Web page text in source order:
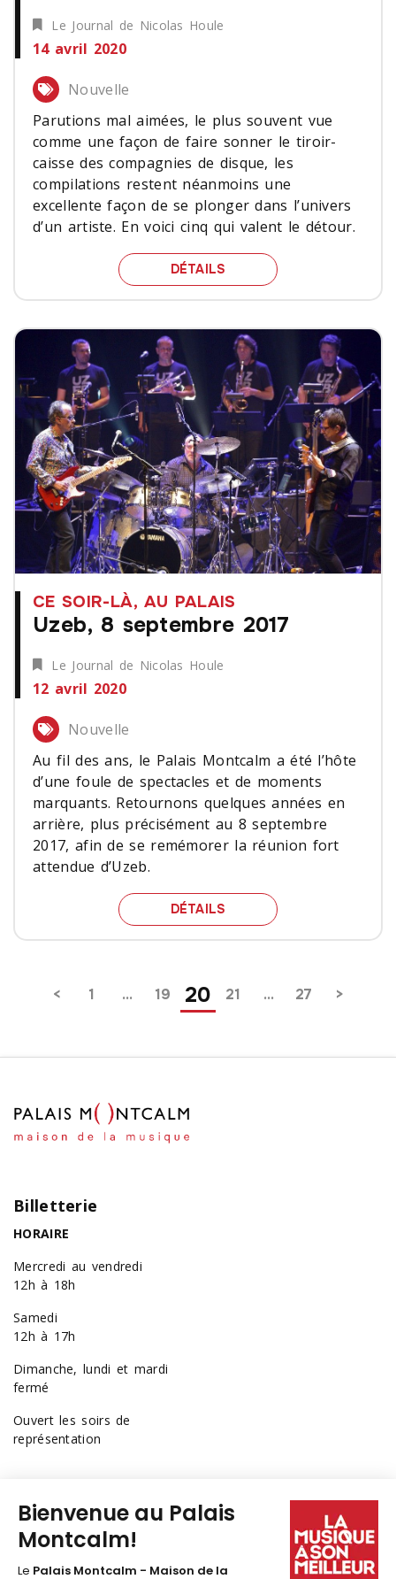
Le Journal de Nicolas Houle
14 avril 2020
Nouvelle
Parutions mal aimées, le plus souvent vue
comme une façon de faire sonner le tiroir-
caisse des compagnies de disque, les
compilations restent néanmoins une
excellente façon de se plonger dans l’univers
d’un artiste. En voici cinq qui valent le détour.
DÉTAILS CINQ COMPILATIONS
CE SOIR-LÀ, AU PALAIS
Uzeb, 8 septembre 2017
Le Journal de Nicolas Houle
12 avril 2020
Nouvelle
Au fil des ans, le Palais Montcalm a été l’hôte
d’une foule de spectacles et de moments
marquants. Retournons quelques années en
arrière, plus précisément au 8 septembre
2017, afin de se remémorer la réunion fort
attendue d’Uzeb.
DÉTAILS UZEB, 8 SEPTEMBRE
Pagination
1 … 19 20 21 … 27
Billetterie
HORAIRE
Mercredi au vendredi
12h à 18h
Samedi
12h à 17h
Dimanche, lundi et mardi
fermé
Ouvert les soirs de
représentation
1 877 641-6040
billetterie@palaismontcalm.ca